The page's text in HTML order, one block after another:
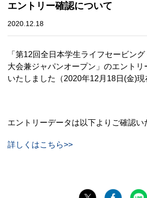
エントリー確認について
2020.12.18
「第12回全日本学生ライフセービン
大会兼ジャパンオープン」のエント
いたしました（2020年12月18日(金)現
エントリーデータは以下よりご確認い
詳しくはこちら>>